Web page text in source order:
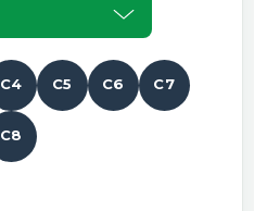
C4 C5 C6 C7
C8